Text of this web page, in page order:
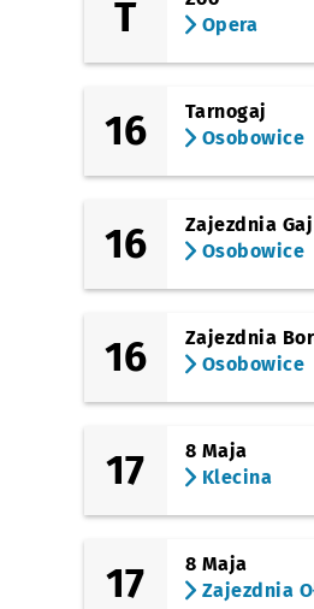
Staszica)
(Reymonta)
(Bałtycka)
Bałtycka
(Żmigrodzka)
Kępińska
(Żmigrodzka)
Poświętne
T
Opera
16
Tarnogaj
Osobowice
16
Zajezdnia Gaj
Osobowice
16
Zajezdnia
Osobowice
17
8 Maja
Klecina
17
8 Maja
Zajezdnia